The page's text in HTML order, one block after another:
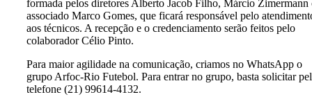
formada pelos diretores Alberto Jacob Filho, Márcio Zimermann
associado Marco Gomes, que ficará responsável pelo
aos técnicos. A recepção e o credenciamento serão feitos pelo
colaborador Célio Pinto.
Para maior agilidade na comunicação, criamos no WhatsApp o
grupo Arfoc-Rio Futebol. Para entrar no grupo, basta solicitar
telefone (21) 99614-4132.